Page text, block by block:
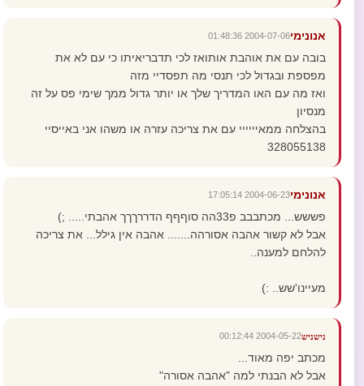
אנונימי2004-07-06 01:48:36
בובה עם את אוהבת אותואז לכי תדבריאיתו כי עם לא את
מפספת ובגדול לכי תנסי מה תפסדיי מזה
ואז מה עם האו המדריך שלך או יותר גדול ממך שימי פס על זה
מנסיון
בהצלחה ממאיייייי עם את צריכה עזרה או משהו אני באייסיי
328055138
אנונימי2004-06-23 17:05:14
פששש... מכתבבב פ33הה סוףףף הדררךךך אהבתי..... ;)
אבל לא קשור אהבה אסורהה....... אהבה אין גילל... את צריכה
להלחם למענה..
מעיינו'שש.. :)
נישניש2004-05-22 00:12:44
מכתב יפה מאוד...
אבל לא הבנתי למה "אהבה אסורה"